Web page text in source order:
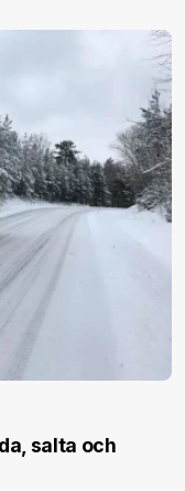
salta och